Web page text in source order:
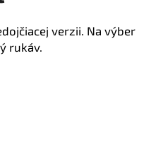
verzii. Na výber
rukáv.